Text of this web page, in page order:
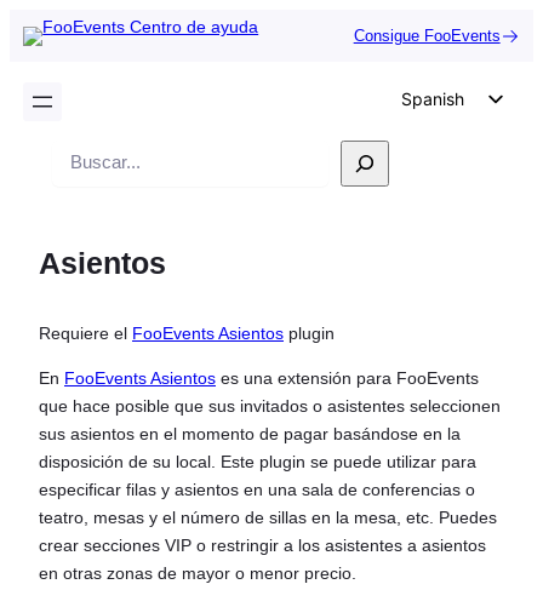
Consigue FooEvents
Spanish
Polish
Czech
Greek
Buscar
Asientos
Requiere el FooEvents Asientos plugin
En FooEvents Asientos es una extensión para FooEvents
que hace posible que sus invitados o asistentes seleccionen
sus asientos en el momento de pagar basándose en la
disposición de su local. Este plugin se puede utilizar para
especificar filas y asientos en una sala de conferencias o
teatro, mesas y el número de sillas en la mesa, etc. Puedes
crear secciones VIP o restringir a los asistentes a asientos
en otras zonas de mayor o menor precio.